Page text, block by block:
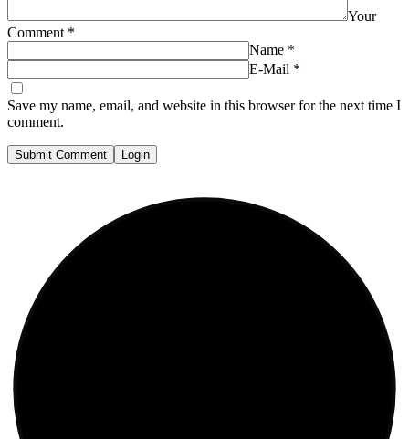
Your
Comment *
Name *
E-Mail *
Save my name, email, and website in this browser for the next time I
comment.
Submit Comment Login